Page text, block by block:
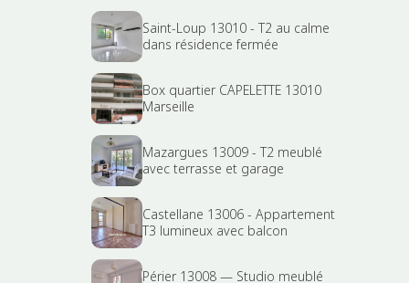
Saint-Loup 13010 - T2 au calme
dans résidence fermée
Box quartier CAPELETTE 13010
Marseille
Mazargues 13009 - T2 meublé
avec terrasse et garage
Castellane 13006 - Appartement
T3 lumineux avec balcon
Périer 13008 — Studio meublé